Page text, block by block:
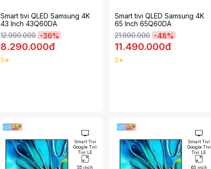
Smart tivi QLED Samsung 4K
43 Inch 43Q60DA
12.990.000 -36%
8.290.000đ
5
Smart tivi QLED Samsung 4K
65 Inch 65Q60DA
21.990.000 -48%
11.490.000đ
5
Smart Tivi
Google Tivi
Tivi LE
55 inch
Smart Tivi
Google Tivi
Tivi LE
65 inch